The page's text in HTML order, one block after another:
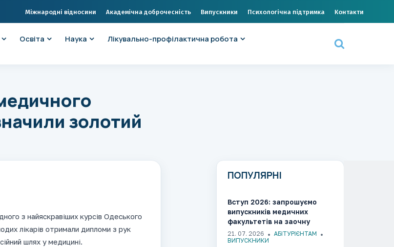
Міжнародні відносини Академічна доброчесність Випускники Психологічна підтримка Контакти
Освіта Наука
Лікувально-профілактична робота
золотий
з найяскравіших курсів Одеського
лікарів отримали дипломи з рук
шлях у медицині.
ПОПУЛЯРНІ
Вступ 2026: запрошуємо
випускників медичних
факультетів на заочну
форму навчання за
спеціальністю І8
21. 07. 2026
АБІТУРІЄНТАМ
ВИПУСКНИКИ